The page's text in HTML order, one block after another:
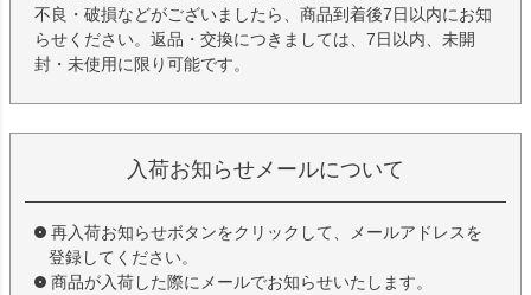
不良・破損などがございましたら、商品到着後7日以内にお知
らせください。返品・交換につきましては、7日以内、未開
封・未使用に限り可能です。
入荷お知らせメールについて
再入荷お知らせボタンをクリックして、メールアドレスを
登録してください。
商品が入荷した際にメールでお知らせいたします。